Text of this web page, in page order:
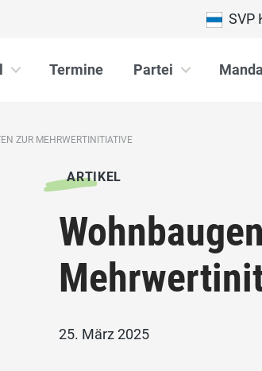
SVP
Termine Partei
ZUR MEHRWERTINITIATIVE
ARTIKEL
25. März 2025